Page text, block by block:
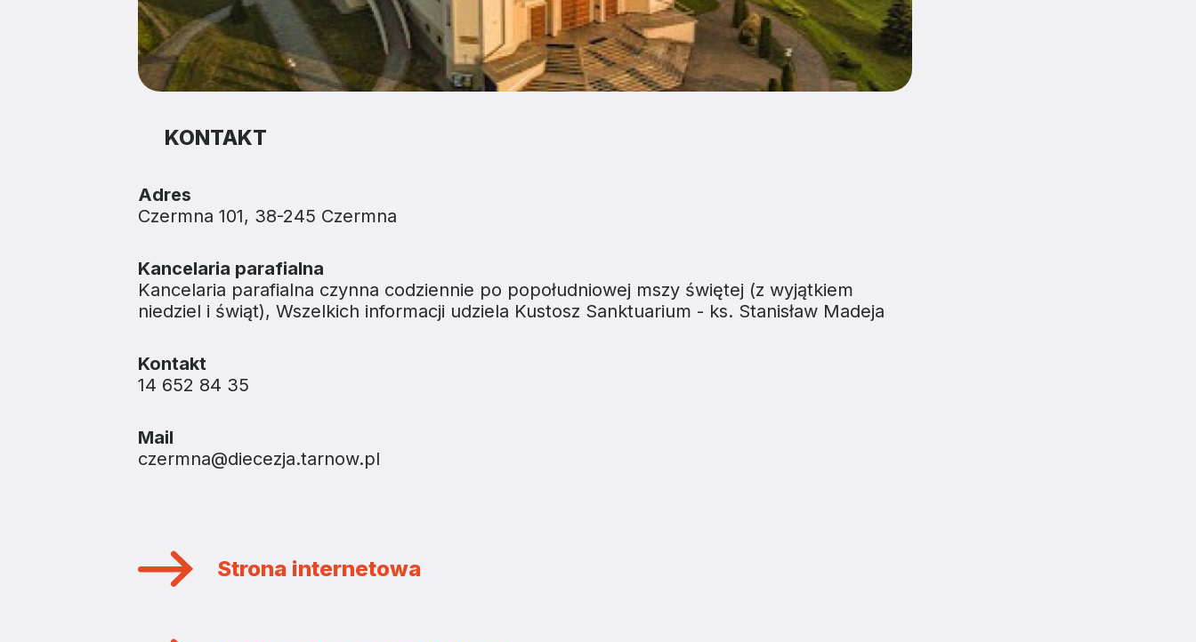
KONTAKT
Adres
Czermna 101, 38-245 Czermna
Kancelaria parafialna
Kancelaria parafialna czynna codziennie po popołudniowej mszy świętej (z wyjątkiem
niedziel i świąt), Wszelkich informacji udziela Kustosz Sanktuarium - ks. Stanisław Madeja
Kontakt
14 652 84 35
Mail
czermna@diecezja.tarnow.pl
Strona internetowa